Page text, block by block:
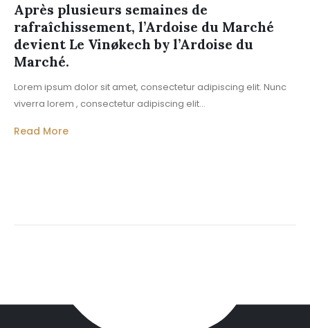
Après plusieurs semaines de
rafraîchissement, l’Ardoise du Marché
devient Le Vinøkech by l’Ardoise du
Marché.
Lorem ipsum dolor sit amet, consectetur adipiscing elit. Nunc
viverra lorem , consectetur adipiscing elit...
Read More